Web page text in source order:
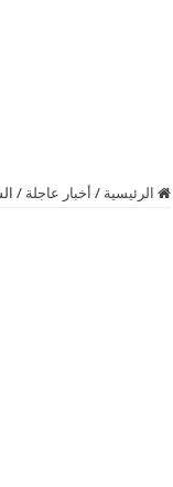
الرئيسية / أخبار عاجلة /